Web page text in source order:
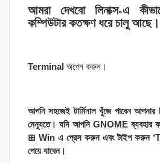
আমরা দেখবো লিনাক্স-এ
কম্পিউটার কতক্ষণ ধরে চালু আছে।
Terminal অপেন করুন।
আপনি সহজেই টার্মিনাল খুঁজে পাবেন আপনার
মেন্যুতে। যদি আপনি GNOME ব্যবহার
⊞ Win এ প্রেস করুন এবং টাইপ করুন
পেয়ে যাবেন।